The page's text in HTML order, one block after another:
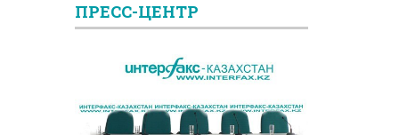
ПРЕСС-ЦЕНТР